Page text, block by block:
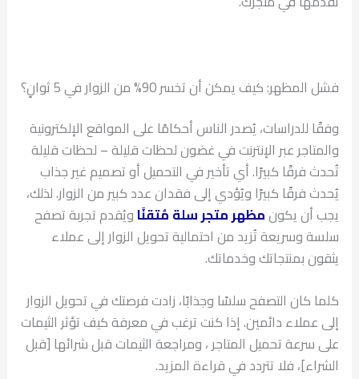
فشل المظهر: كيف يمكن أن تخسر 90% من الزوار في 5 ثوانٍ؟
وفقًا للدراسات، يُصدر الناس أحكامًا على المواقع الإلكترونية
والمتاجر عبر الإنترنت في غضون لحظات قليلة – لحظات قليلة
تُحدث فرقًا كبيرًا. أي تأخير في التحميل أو تصميم غير جذاب
يُحدث فرقًا كبيرًا ويُؤدي إلى فقدان عدد كبير من الزوار. لذلك،
يجب أن يكونمظهر متجر سلة مُتقنًا ويُقدم تجربة تصفح
سلسة وسريعة تُزيد من احتمالية تحويل الزوار إلى عملاء
يثقون بمنتجاتك وخدماتك.
كلما كان التصفح سلسًا وجذابًا، زادت فرصتك في تحويل الزوار
إلى عملاء دائمين. إذا كنت ترغب في معرفة كيف تؤثر الثيمات
على سرعة تحميل المتاجر ، ومراجعة الثيمات قبل شرائها [قبل
الشراء]، فلا تتردد في قراءة المزيد.